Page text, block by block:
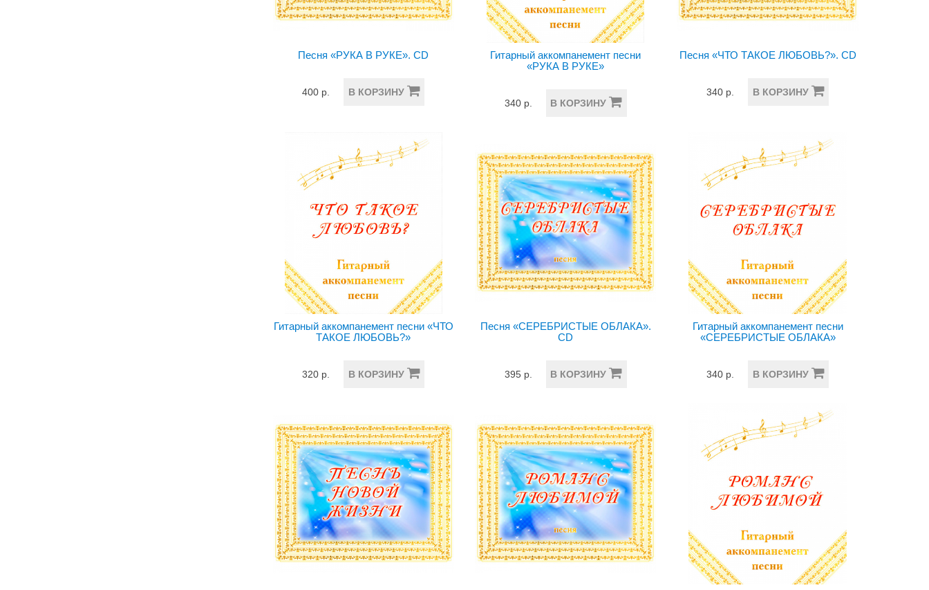
Песня «РУКА В РУКЕ». CD
400 р. В КОРЗИНУ
Гитарный аккомпанемент песни
«РУКА В РУКЕ»
340 р. В КОРЗИНУ
Песня «ЧТО ТАКОЕ ЛЮБОВЬ?». CD
340 р. В КОРЗИНУ
Гитарный аккомпанемент песни «ЧТО
ТАКОЕ ЛЮБОВЬ?»
320 р. В КОРЗИНУ
Песня «СЕРЕБРИСТЫЕ ОБЛАКА».
CD
395 р. В КОРЗИНУ
Гитарный аккомпанемент песни
«СЕРЕБРИСТЫЕ ОБЛАКА»
340 р. В КОРЗИНУ